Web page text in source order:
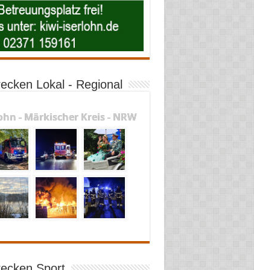
Lokal - Regional
- Märkischer Kreis - NRW